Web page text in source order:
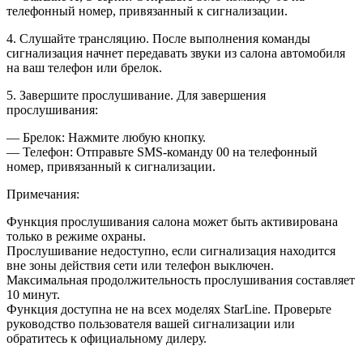
телефонный номер, привязанный к сигнализации.
4. Слушайте трансляцию. После выполнения команды
сигнализация начнет передавать звуки из салона автомобиля
на ваш телефон или брелок.
5. Завершите прослушивание. Для завершения
прослушивания:
— Брелок: Нажмите любую кнопку.
— Телефон: Отправьте SMS-команду 00 на телефонный
номер, привязанный к сигнализации.
Примечания:
Функция прослушивания салона может быть активирована
только в режиме охраны.
Прослушивание недоступно, если сигнализация находится
вне зоны действия сети или телефон выключен.
Максимальная продолжительность прослушивания составляет
10 минут.
Функция доступна не на всех моделях StarLine. Проверьте
руководство пользователя вашей сигнализации или
обратитесь к официальному дилеру.